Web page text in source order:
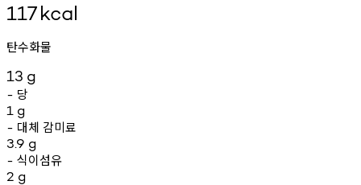
117kcal
탄수화물
13 g
- 당
1 g
- 대체 감미료
3.9 g
- 식이섬유
2 g